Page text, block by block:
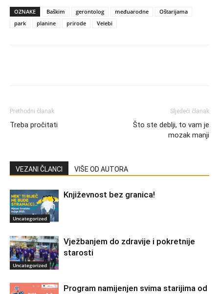
OZNAKE Baškim gerontolog međuarodne
Oštarijama
park
planine prirode Velebi
Prethodni članak
Treba pročitati
Sljedeći članak
Što ste deblji, to vam je
mozak manji
VEZANI ČLANCI VIŠE OD AUTORA
Uncategorized
Književnost bez granica!
Uncategorized
Vježbanjem do zdravije i pokretnije
starosti
Program namijenjen svima starijima od